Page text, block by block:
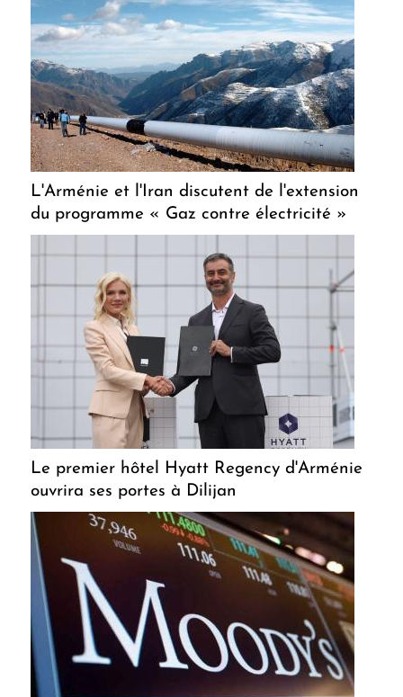
L'Arménie et l'Iran discutent de l'extension
du programme « Gaz contre électricité »
Le premier hôtel Hyatt Regency d'Arménie
ouvrira ses portes à Dilijan